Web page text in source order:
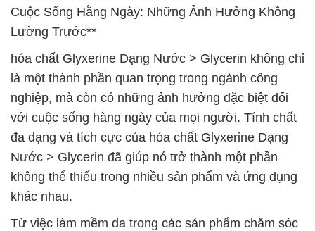
Cuộc Sống Hằng Ngày: Những Ảnh Hưởng Không
Lường Trước**
hóa chất Glyxerine Dạng Nước > Glycerin không chỉ
là một thành phần quan trọng trong ngành công
nghiệp, mà còn có những ảnh hưởng đặc biệt đối
với cuộc sống hàng ngày của mọi người. Tính chất
đa dạng và tích cực của hóa chất Glyxerine Dạng
Nước > Glycerin đã giúp nó trở thành một phần
không thể thiếu trong nhiều sản phẩm và ứng dụng
khác nhau.
Từ việc làm mềm da trong các sản phẩm chăm sóc